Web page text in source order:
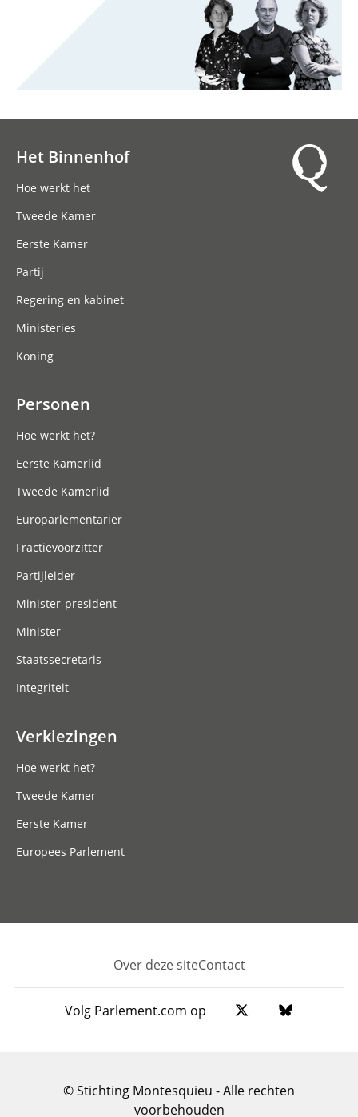
Het Binnenhof
Hoe werkt het
Tweede Kamer
Eerste Kamer
Partij
Regering en kabinet
Ministeries
Koning
Personen
Hoe werkt het?
Eerste Kamerlid
Tweede Kamerlid
Europarlementariër
Fractievoorzitter
Partijleider
Minister-president
Minister
Staatssecretaris
Integriteit
Verkiezingen
Hoe werkt het?
Tweede Kamer
Eerste Kamer
Europees Parlement
Footer
Over deze siteContact
Volg Parlement.com op
© Stichting Montesquieu - Alle rechten
voorbehouden